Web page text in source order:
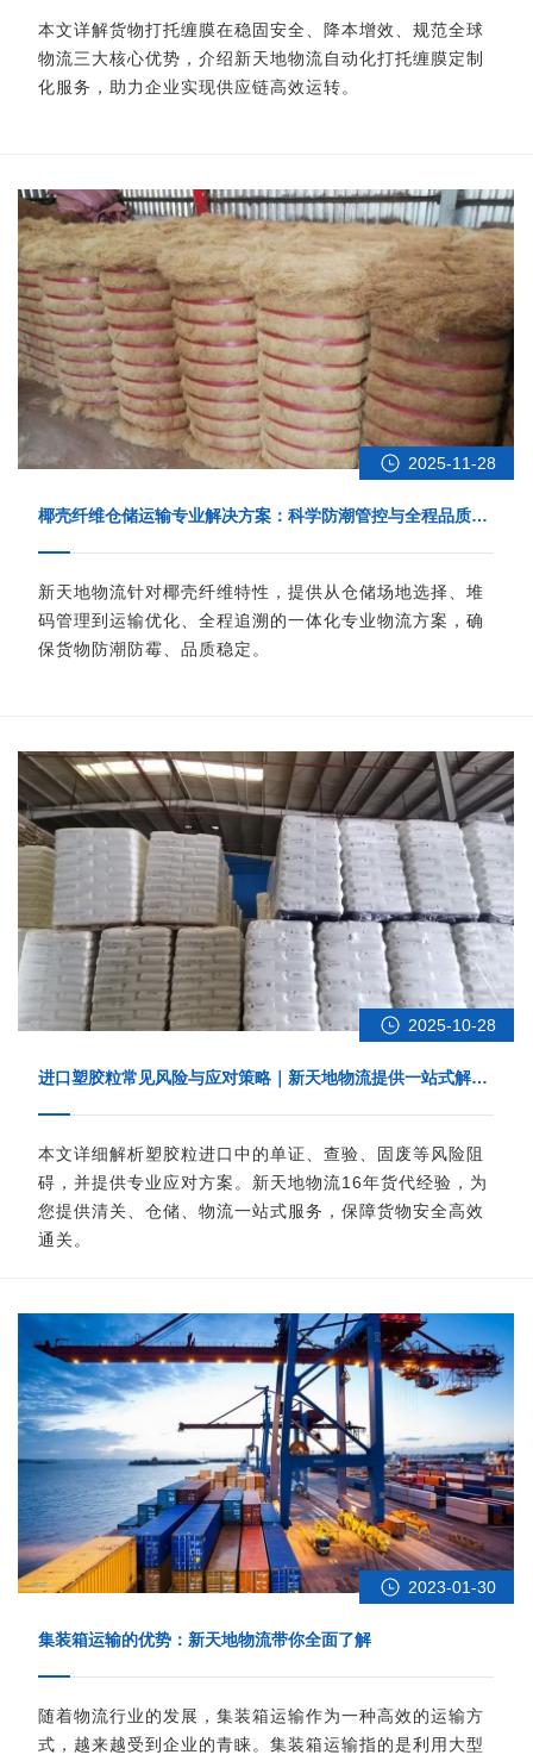
本文详解货物打托缠膜在稳固安全、降本增效、规范全球
物流三大核心优势，介绍新天地物流自动化打托缠膜定制
化服务，助力企业实现供应链高效运转。
2025-11-28
椰壳纤维仓储运输专业解决方案：科学防潮管控与全程品质保
新天地物流针对椰壳纤维特性，提供从仓储场地选择、堆
码管理到运输优化、全程追溯的一体化专业物流方案，确
保货物防潮防霉、品质稳定。
2025-10-28
进口塑胶粒常见风险与应对策略｜新天地物流提供一站式解决
本文详细解析塑胶粒进口中的单证、查验、固废等风险阻
碍，并提供专业应对方案。新天地物流16年货代经验，为
您提供清关、仓储、物流一站式服务，保障货物安全高效
通关。
2023-01-30
集装箱运输的优势：新天地物流带你全面了解
随着物流行业的发展，集装箱运输作为一种高效的运输方
式，越来越受到企业的青睐。集装箱运输指的是利用大型